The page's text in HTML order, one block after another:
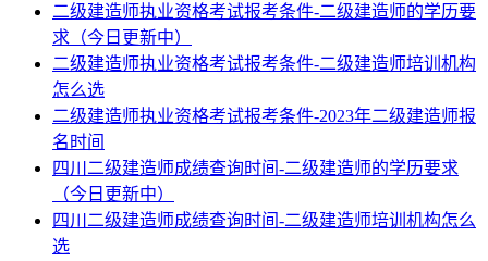
二级建造师执业资格考试报考条件-二级建造师的学历要
求（今日更新中）
二级建造师执业资格考试报考条件-二级建造师培训机构
怎么选
二级建造师执业资格考试报考条件-2023年二级建造师报
名时间
四川二级建造师成绩查询时间-二级建造师的学历要求
（今日更新中）
四川二级建造师成绩查询时间-二级建造师培训机构怎么
选